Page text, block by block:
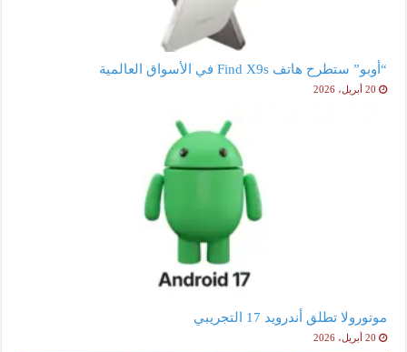
“أوبو” ستطرح هاتف Find X9s في الأسواق العالمية
20 أبريل، 2026
موتورولا تطلق أندرويد 17 التجريبي
20 أبريل، 2026